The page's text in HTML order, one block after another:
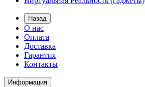
Назад
О нас
Оплата
Доставка
Гарантия
Контакты
Информация